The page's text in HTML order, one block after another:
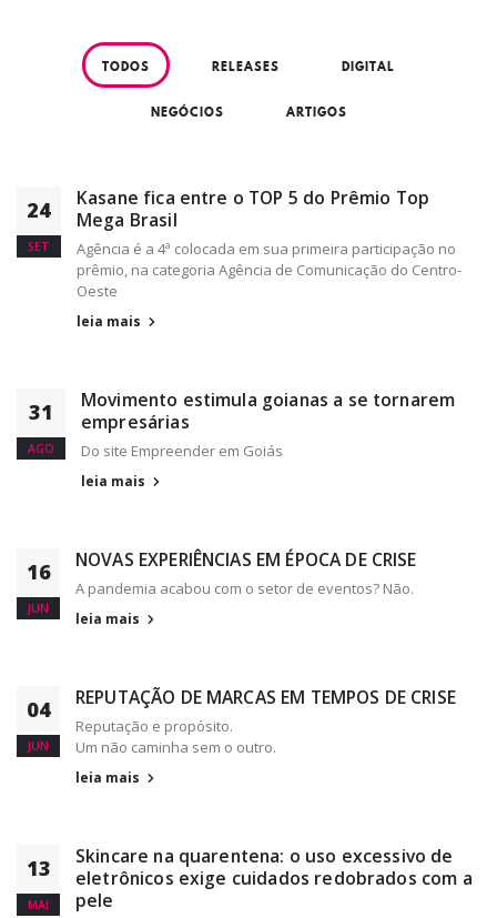
TODOS RELEASES DIGITAL
NEGÓCIOS ARTIGOS
24
SET
Kasane fica entre o TOP 5 do Prêmio Top
Mega Brasil
Agência é a 4ª colocada em sua primeira participação no
prêmio, na categoria Agência de Comunicação do Centro-
Oeste
leia mais
31
AGO
Movimento estimula goianas a se tornarem
empresárias
Do site Empreender em Goiás
leia mais
16
JUN
NOVAS EXPERIÊNCIAS EM ÉPOCA DE CRISE
A pandemia acabou com o setor de eventos? Não.
leia mais
04
JUN
REPUTAÇÃO DE MARCAS EM TEMPOS DE CRISE
Reputação e propósito.
Um não caminha sem o outro.
leia mais
13
MAI
Skincare na quarentena: o uso excessivo de
eletrônicos exige cuidados redobrados com a
pele